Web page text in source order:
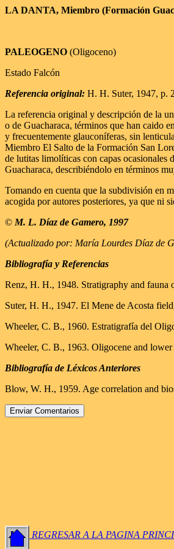
LA DANTA, Miembro (Formación
PALEOGENO (Oligoceno)
Estado Falcón
Referencia original: H. H. Suter, 1947, p.
La referencia original y descripción de la
o de Guacharaca, términos que han caido
y frecuentemente glauconíferas, sin
Miembro El Salto de la Formación San
de lutitas limolíticas con capas
Guacharaca, describiéndolo en términos
Tomando en cuenta que la subdivisión en
acogida por autores posteriores, ya que ni
© M. L. Díaz de Gamero, 1997
(Actualizado por: María Lourdes Díaz de
Bibliografía y Referencias
Renz, H. H., 1948. Stratigraphy and fauna
Suter, H. H., 1947. El Mene de Acosta
Wheeler, C. B., 1960. Estratigrafía del
Wheeler, C. B., 1963. Oligocene and
Bibliografía de Léxicos Anteriores
Blow, W. H., 1959. Age correlation and
REGRESAR A LA PAGINA